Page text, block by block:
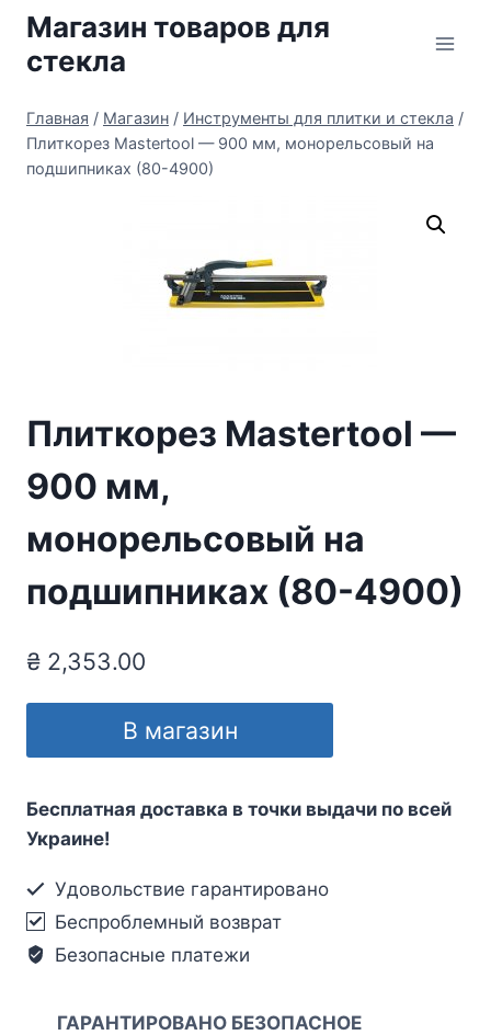
Перейти
содержимому
Магазин товаров для
стекла
Главная / Магазин / Инструменты для плитки и стекла /
Плиткорез Mastertool — 900 мм, монорельсовый на
подшипниках (80-4900)
Плиткорез Mastertool —
900 мм,
монорельсовый на
подшипниках (80-4900)
₴ 2,353.00
В магазин
Бесплатная доставка в точки выдачи по всей
Украине!
Удовольствие гарантировано
Беспроблемный возврат
Безопасные платежи
ГАРАНТИРОВАНО БЕЗОПАСНОЕ